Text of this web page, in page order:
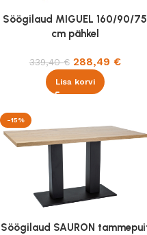
Söögilaud MIGUEL 160/90/75
cm pähkel
339,40€ 288,49 €
Lisa korvi
-15%
Söögilaud SAURON